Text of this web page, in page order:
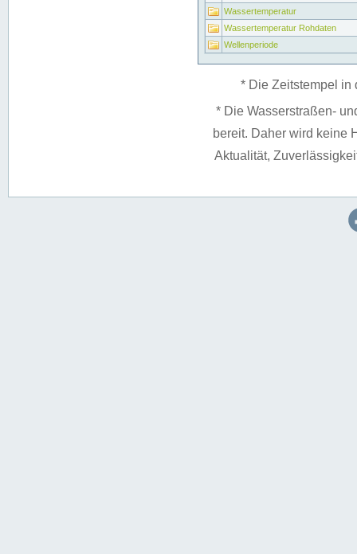
Wassertemperatur
Wassertemperatur Rohdaten
Wellenperiode
* Die Zeitstempel in
* Die Wasserstraßen-
bereit. Daher wird keine
Aktualität,